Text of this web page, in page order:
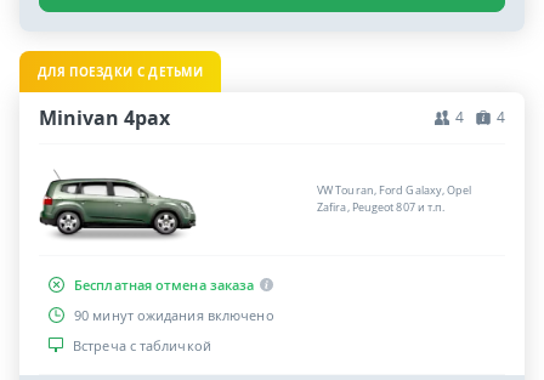
ДЛЯ ПОЕЗДКИ С ДЕТЬМИ
Minivan 4pax 4 4
VW Touran, Ford Galaxy, Opel
Zafira, Peugeot 807 и т.п.
Бесплатная отмена заказа
90 минут ожидания включено
Встреча с табличкой